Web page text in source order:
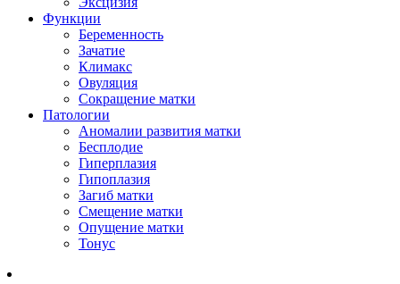
Функции
Беременность
Зачатие
Климакс
Овуляция
Сокращение матки
Патологии
Аномалии развития матки
Бесплодие
Гиперплазия
Гипоплазия
Загиб матки
Смещение матки
Опущение матки
Тонус